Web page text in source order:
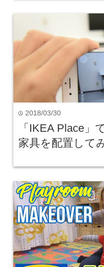
time 2018/03/30
「IKEA Place」
家具を配置して